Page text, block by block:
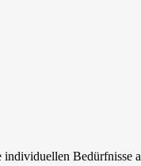
Bedürfnisse